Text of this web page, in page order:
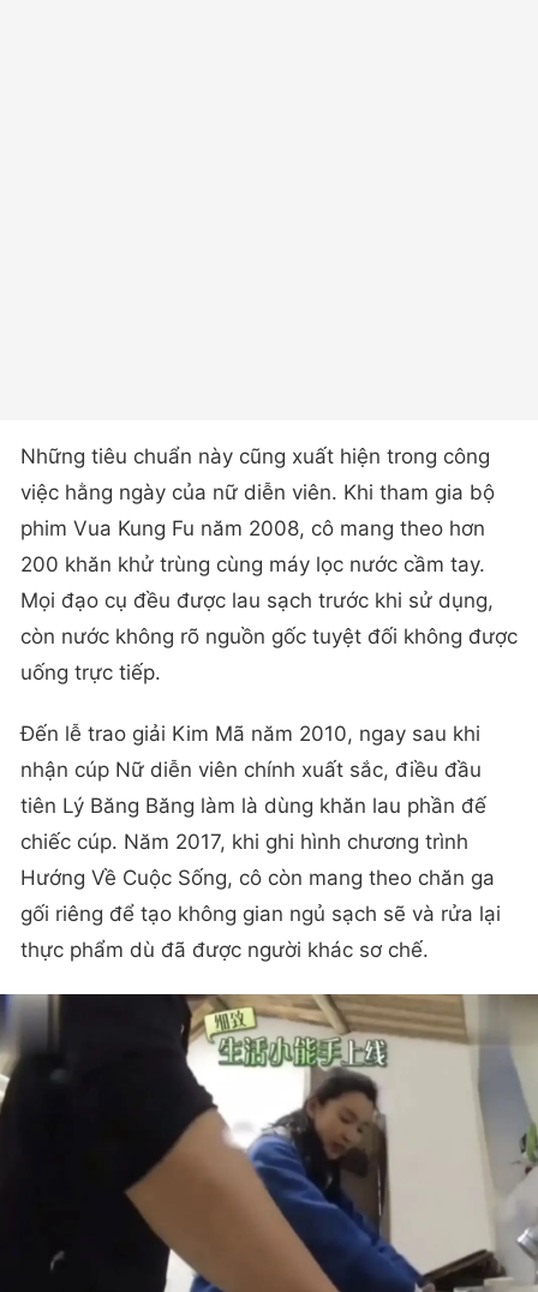
Những tiêu chuẩn này cũng xuất hiện trong công
việc hằng ngày của nữ diễn viên. Khi tham gia bộ
phim Vua Kung Fu năm 2008, cô mang theo hơn
200 khăn khử trùng cùng máy lọc nước cầm tay.
Mọi đạo cụ đều được lau sạch trước khi sử dụng,
còn nước không rõ nguồn gốc tuyệt đối không được
uống trực tiếp.
Đến lễ trao giải Kim Mã năm 2010, ngay sau khi
nhận cúp Nữ diễn viên chính xuất sắc, điều đầu
tiên Lý Băng Băng làm là dùng khăn lau phần đế
chiếc cúp. Năm 2017, khi ghi hình chương trình
Hướng Về Cuộc Sống, cô còn mang theo chăn ga
gối riêng để tạo không gian ngủ sạch sẽ và rửa lại
thực phẩm dù đã được người khác sơ chế.